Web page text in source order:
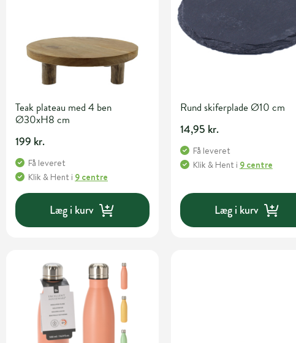
Teak plateau med 4 ben
Ø30xH8 cm
199 kr.
Få leveret
Klik & Hent i 9 centre
Læg i kurv
Rund skiferplade Ø10 cm
14,95 kr.
Få leveret
Klik & Hent i 9 centre
Læg i kurv